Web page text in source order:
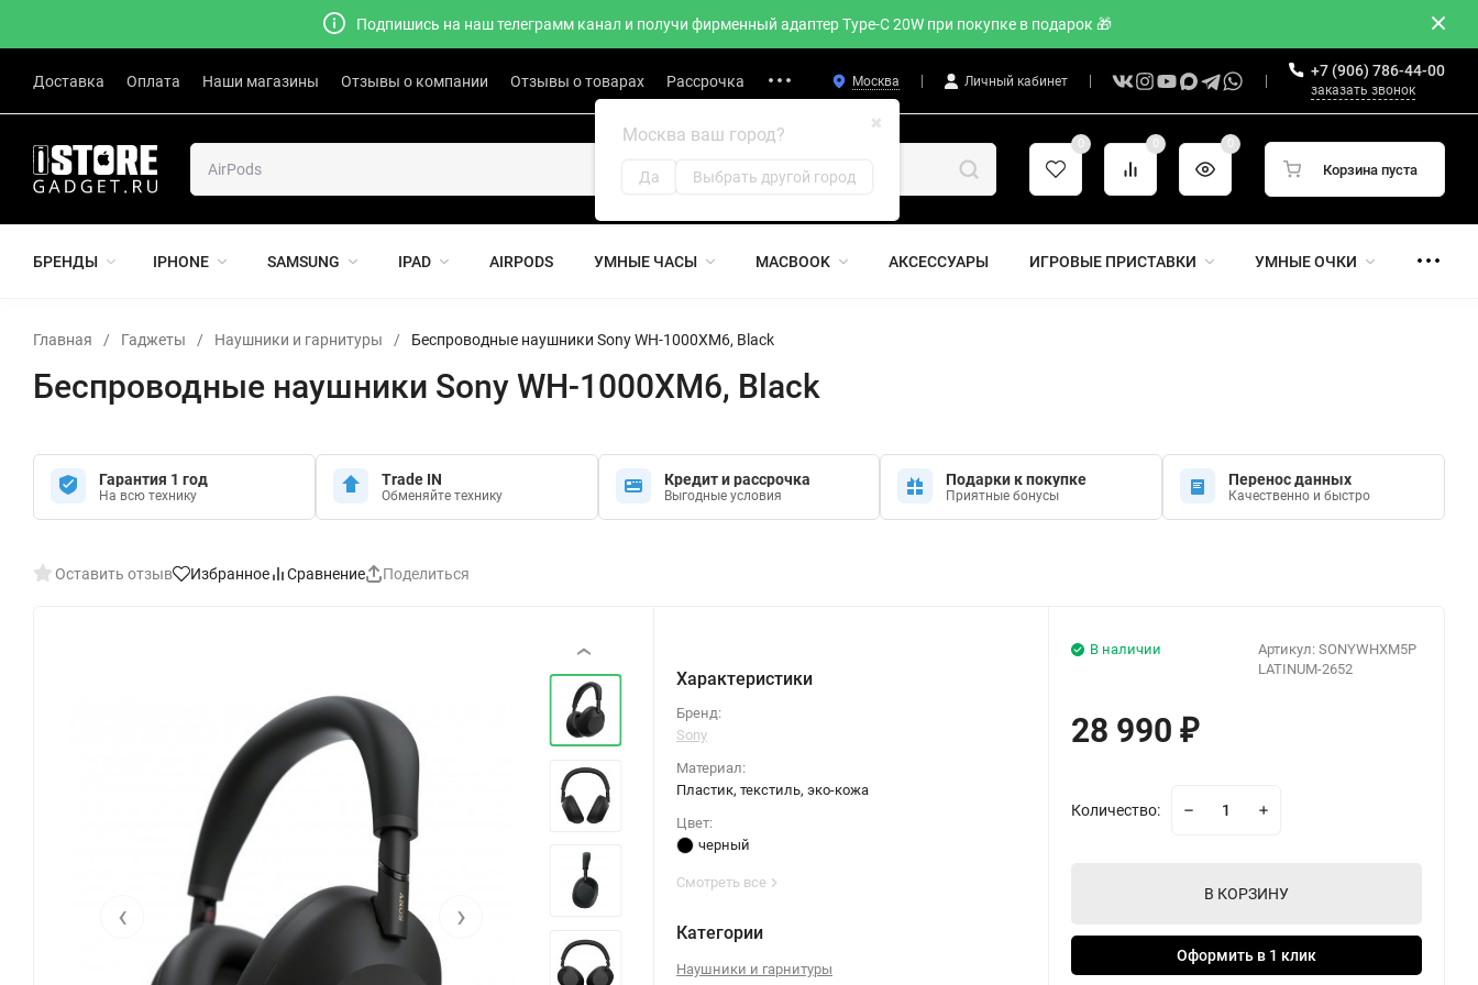
Подпишись на наш телеграмм канал и получи фирменный адаптер Type-C 20W при покупке в подарок 🎁
Доставка Оплата Наши магазины Отзывы о компании Отзывы о товарах Рассрочка Москва
✖
Москва ваш город?
Да Выбрать другой город
Личный кабинет
+7 (906) 786-44-00
заказать звонок
0 0 0
Корзина пуста
БРЕНДЫ IPHONE SAMSUNG IPAD AIRPODS УМНЫЕ ЧАСЫ MACBOOK АКСЕССУАРЫ ИГРОВЫЕ ПРИСТАВКИ УМНЫЕ ОЧКИ
Главная / Гаджеты / Наушники и гарнитуры / Беспроводные наушники Sony WH-1000XM6, Black
Беспроводные наушники Sony WH-1000XM6, Black
Гарантия 1 год
На всю технику
Trade IN
Обменяйте технику
Кредит и рассрочка
Выгодные условия
Подарки к покупке
Приятные бонусы
Перенос данных
Качественно и быстро
Оставить отзыв Избранное Сравнение Поделиться
‹ ›
‹
Характеристики
Бренд:
Sony
Материал:
Пластик, текстиль, эко-кожа
Цвет:
черный
Смотреть все
Категории
Наушники и гарнитуры
Артикул: SONYWHXM5P
LATINUM-2652
В наличии
28 990₽
Количество:
В КОРЗИНУ
Оформить в 1 клик